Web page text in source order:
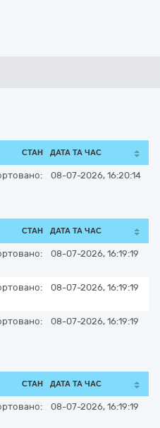
СТАН ДАТА ТА ЧАС
08-07-2026, 16:20:14
СТАН ДАТА ТА ЧАС
08-07-2026, 16:19:19
08-07-2026, 16:19:19
08-07-2026, 16:19:19
СТАН ДАТА ТА ЧАС
08-07-2026, 16:19:19